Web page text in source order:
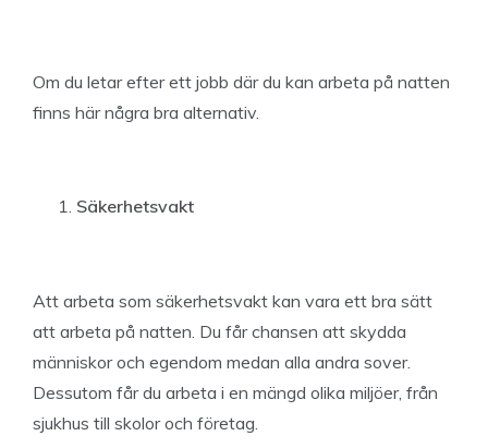
Om du letar efter ett jobb där du kan arbeta på natten
finns här några bra alternativ.
Säkerhetsvakt
Att arbeta som säkerhetsvakt kan vara ett bra sätt
att arbeta på natten. Du får chansen att skydda
människor och egendom medan alla andra sover.
Dessutom får du arbeta i en mängd olika miljöer, från
sjukhus till skolor och företag.